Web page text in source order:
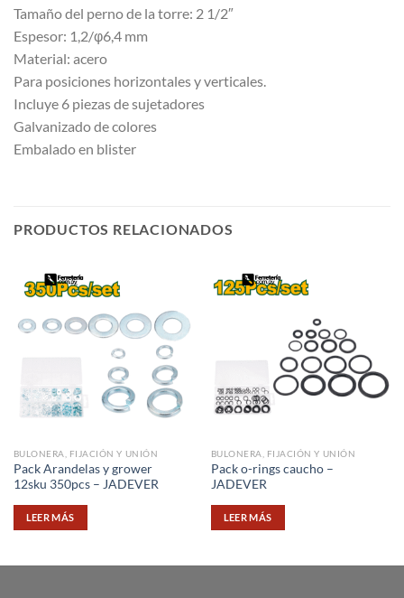
Tamaño del perno de la torre: 2 1/2″
Espesor: 1,2/φ6,4 mm
Material: acero
Para posiciones horizontales y verticales.
Incluye 6 piezas de sujetadores
Galvanizado de colores
Embalado en blister
PRODUCTOS RELACIONADOS
BULONERA, FIJACIÓN Y UNIÓN
Pack Arandelas y grower
12sku 350pcs – JADEVER
LEER MÁS
BULONERA, FIJACIÓN Y UNIÓN
Pack o-rings caucho –
JADEVER
LEER MÁS